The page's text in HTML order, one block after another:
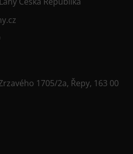
1705/2a, Řepy, 163 00